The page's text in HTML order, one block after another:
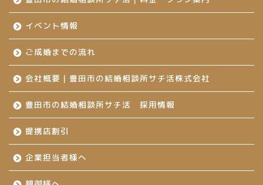
イベント情報
ご成婚までの流れ
会社概要｜豊田市の結婚相談所サチ活株式会社
豊田市の結婚相談所サチ活 採用情報
提携店割引
企業担当者様へ